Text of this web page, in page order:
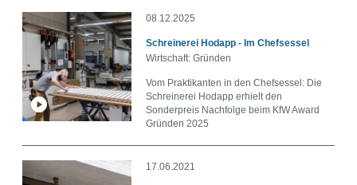
Datum
08.12.2025
Schreinerei Hodapp - Im Chefsessel
Wirtschaft: Gründen
Vom Praktikanten in den Chefsessel: Die
Schreinerei Hodapp erhielt den
Sonderpreis Nachfolge beim KfW Award
Gründen 2025
17.06.2021